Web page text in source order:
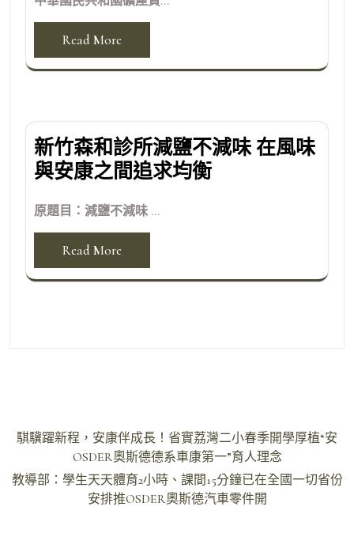
Read More
新竹森和診所減鹽不減味 在風味
與安康之間追求均衡
原題目：減鹽不減味 ...
Read More
文
導
騏驥躍新程，安康伴成長！省實荔灣二小春季開學厚植“安
OSDER奧斯德德系車康第一”育人理念
教導部：學生天天體育2小時、課間15分鐘已在全國一切省份
安排推OSDER奧斯德汽車零件開